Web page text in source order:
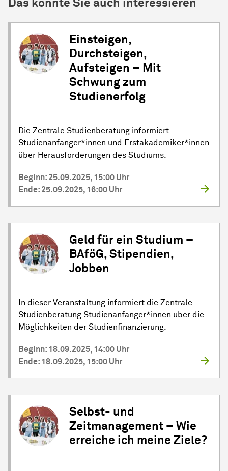
Das könnte Sie auch interessieren
Einsteigen,
Durchsteigen,
Aufsteigen – Mit
Schwung zum
Studienerfolg
Die Zentrale Studienberatung informiert
Studienanfänger*innen und Erstakademiker*innen
über Herausforderungen des Studiums.
Beginn: 25.09.2025, 15:00 Uhr
Ende: 25.09.2025, 16:00 Uhr
Geld für ein Studium –
BAföG, Stipendien,
Jobben
In dieser Veranstaltung informiert die Zentrale
Studienberatung Studienanfänger*innen über die
Möglichkeiten der Studienfinanzierung.
Beginn: 18.09.2025, 14:00 Uhr
Ende: 18.09.2025, 15:00 Uhr
Selbst- und
Zeitmanagement – Wie
erreiche ich meine Ziele?